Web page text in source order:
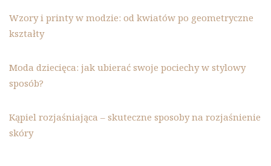
Wzory i printy w modzie: od kwiatów po geometryczne
kształty
Moda dziecięca: jak ubierać swoje pociechy w stylowy
sposób?
Kąpiel rozjaśniająca – skuteczne sposoby na rozjaśnienie
skóry